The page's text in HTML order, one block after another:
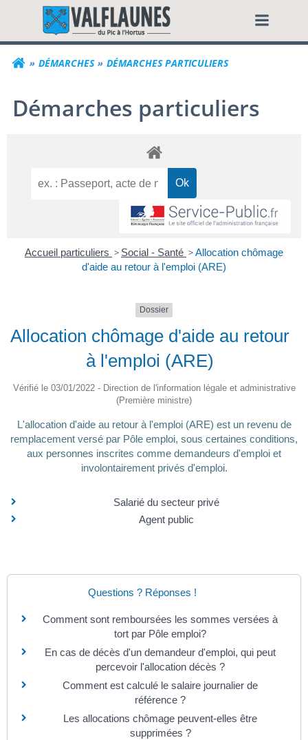
contenuCommune de
DÉMARCHES DÉMARCHES PARTICULIERS
Démarches particuliers
Accueil particuliers > Social - Santé >Allocation chômage
d'aide au retour à l'emploi (ARE)
Dossier
Allocation chômage d'aide au retour
à l'emploi (ARE)
Vérifié le 03/01/2022 - Direction de l'information légale et administrative
(Première ministre)
L'allocation d'aide au retour à l'emploi (ARE) est un revenu de
remplacement versé par Pôle emploi, sous certaines conditions,
aux personnes inscrites comme demandeurs d'emploi et
involontairement privés d'emploi.
Salarié du secteur privé
Agent public
Questions ? Réponses !
Comment sont remboursées les sommes versées à
tort par Pôle emploi?
En cas de décès d'un demandeur d'emploi, qui peut
percevoir l'allocation décès ?
Comment est calculé le salaire journalier de
référence ?
Les allocations chômage peuvent-elles être
supprimées ?